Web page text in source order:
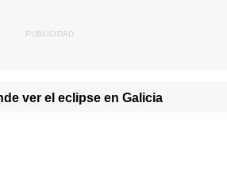
ver el eclipse en Galicia